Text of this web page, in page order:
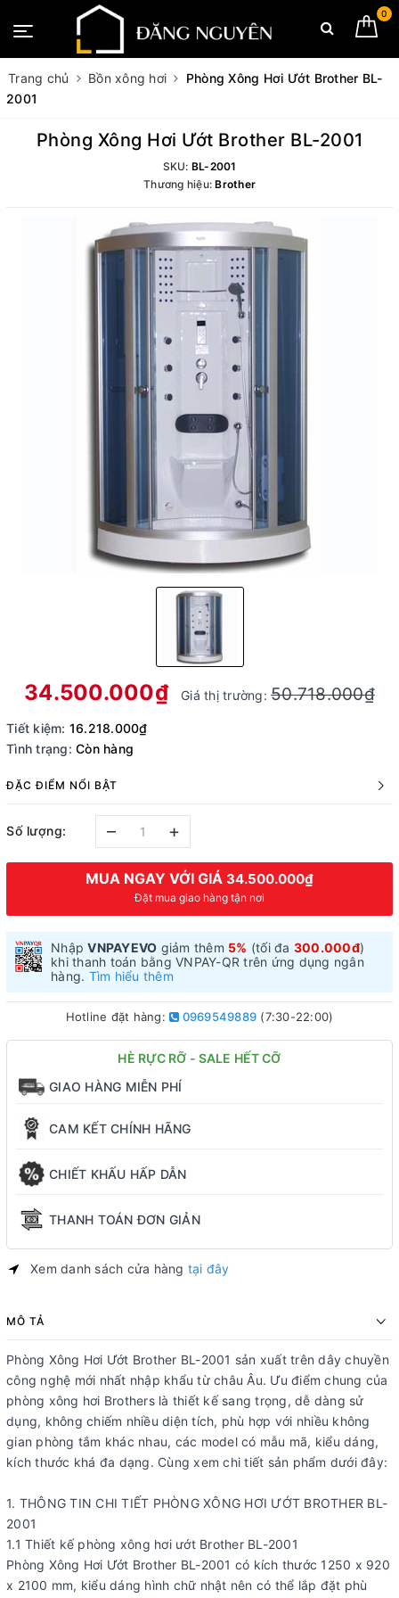
0
Trang chủ Bồn xông hơi
Phòng Xông Hơi Ướt Brother BL-
2001
Phòng Xông Hơi Ướt Brother BL-2001
SKU: BL-2001
Thương hiệu:Brother
34.500.000₫ Giá thị trường:50.718.000₫
Tiết kiệm: 16.218.000₫
Tình trạng: Còn hàng
ĐẶC ĐIỂM NỔI BẬT
Số lượng: – +
MUA NGAY VỚI GIÁ 34.500.000₫
Đặt mua giao hàng tận nơi
NhậpVNPAYEVO giảm thêm 5% (tối đa 300.000đ)
khi thanh toán bằng VNPAY-QR trên ứng dụng ngân
hàng. Tìm hiểu thêm
Hotline đặt hàng: 0969549889 (7:30-22:00)
HÈ RỰC RỠ - SALE HẾT CỠ
GIAO HÀNG MIỄN PHÍ
CAM KẾT CHÍNH HÃNG
CHIẾT KHẤU HẤP DẪN
THANH TOÁN ĐƠN GIẢN
Xem danh sách cửa hàng tại đây
MÔ TẢ
Phòng Xông Hơi Ướt Brother BL-2001 sản xuất trên dây chuyền
công nghệ mới nhất nhập khẩu từ châu Âu. Ưu điểm chung của
phòng xông hơi Brothers là thiết kế sang trọng, dễ dàng sử
dụng, không chiếm nhiều diện tích, phù hợp với nhiều không
gian phòng tắm khác nhau, các model có mẫu mã, kiểu dáng,
kích thước khá đa dạng. Cùng xem chi tiết sản phẩm dưới đây:
1. THÔNG TIN CHI TIẾT PHÒNG XÔNG HƠI ƯỚT BROTHER BL-
2001
1.1 Thiết kế phòng xông hơi ướt Brother BL-2001
Phòng Xông Hơi Ướt Brother BL-2001 có kích thước 1250 x 920
x 2100 mm, kiểu dáng hình chữ nhật nên có thể lắp đặt phù